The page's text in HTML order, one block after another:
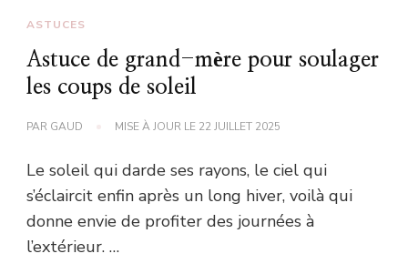
ASTUCES
Astuce de grand-mère pour soulager
les coups de soleil
PAR GAUD MISE À JOUR LE 22 JUILLET 2025
Le soleil qui darde ses rayons, le ciel qui
s’éclaircit enfin après un long hiver, voilà qui
donne envie de profiter des journées à
l’extérieur. …